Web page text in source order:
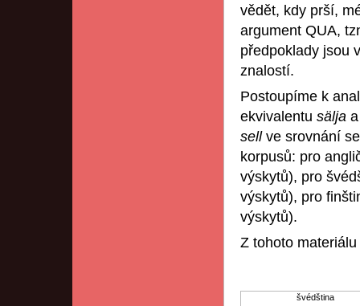
vědět, kdy prší,
argument QUA,
předpoklady jsou
znalostí.
Postoupíme k
ekvivalentu sälja
sell ve srovnání
korpusů: pro
výskytů), pro
výskytů), pro
výskytů).
Z tohoto
švédština